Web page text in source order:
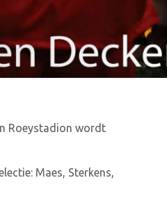
Roeystadion wordt
Maes, Sterkens,